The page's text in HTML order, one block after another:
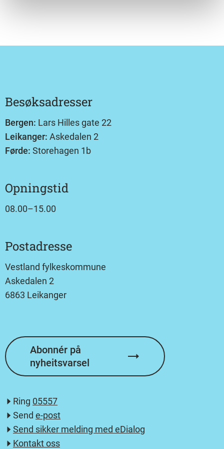
Besøksadresser
Bergen: Lars Hilles gate 22
Leikanger: Askedalen 2
Førde: Storehagen 1b
Opningstid
08.00–15.00
Postadresse
Vestland fylkeskommune
Askedalen 2
6863 Leikanger
Abonnér på
nyheitsvarsel
Ring 05557
Send e-post
Send sikker melding med eDialog
Kontakt oss